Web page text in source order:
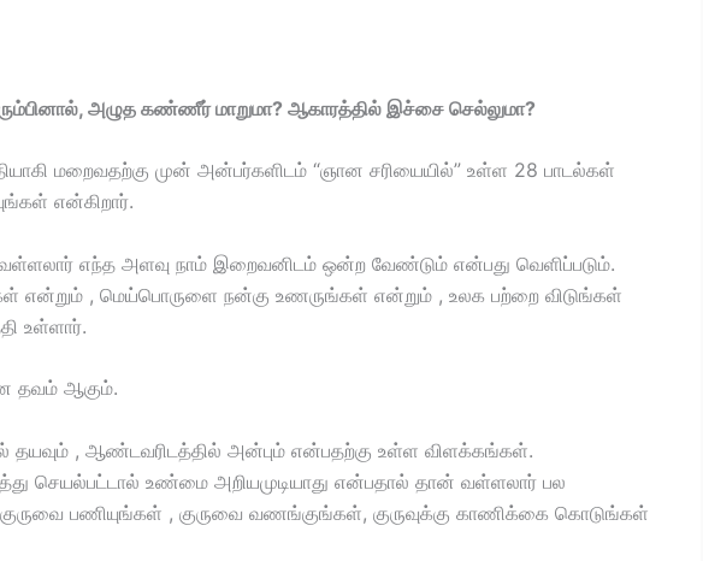
அழுத கண்ணீர் மாறுமா? ஆகாரத்தில் இச்சை செல்லுமா?
மறைவதற்கு முன் அன்பர்களிடம் “ஞான சரியையில்” உள்ள 28 பாடல்கள்
என்கிறார்.
வள்ளலார் எந்த அளவு நாம் இறைவனிடம் ஒன்ற வேண்டும் என்பது வெளிப்படும்.
என்றும் , மெய்பொருளை நன்கு உணருங்கள் என்றும் , உலக பற்றை விடுங்கள்
உள்ளார்.
தவம் ஆகும்.
தயவும் , ஆண்டவரிடத்தில் அன்பும் என்பதற்கு உள்ள விளக்கங்கள்.
செயல்பட்டால் உண்மை அறியமுடியாது என்பதால் தான் வள்ளலார் பல
பணியுங்கள் , குருவை வணங்குங்கள், குருவுக்கு காணிக்கை கொடுங்கள்